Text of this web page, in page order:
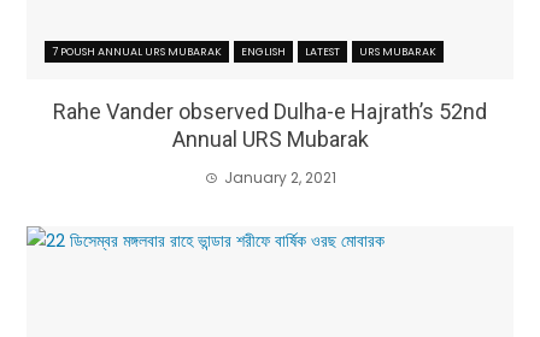
7 POUSH ANNUAL URS MUBARAK ENGLISH LATEST URS MUBARAK
Rahe Vander observed Dulha-e Hajrath’s 52nd
Annual URS Mubarak
January 2, 2021